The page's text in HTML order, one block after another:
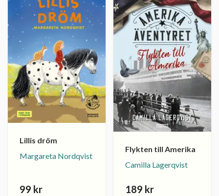
Lillis dröm
Margareta Nordqvist
99 kr
Flykten till Amerika
Camilla Lagerqvist
189 kr